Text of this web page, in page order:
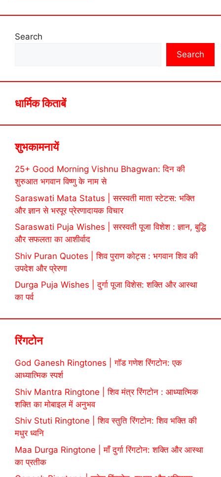
Search
Search
धार्मिक किताबें
शुभकामनायें
25+ Good Morning Vishnu Bhagwan: दिन की
शुरुआत भगवान विष्णु के नाम से
Saraswati Mata Status | सरस्वती माता स्टेटस: भक्ति
और ज्ञान से भरपूर प्रेरणादायक विचार
Saraswati Puja Wishes | सरस्वती पूजा विशेश : ज्ञान, बुद्धि
और सफलता का आशीर्वाद
Shiv Puran Quotes | शिव पुराण कोट्स : भगवान शिव की
उपदेश और प्रेरणा
Durga Puja Wishes | दुर्गा पूजा विशेस: शक्ति और आस्था
का पर्व
रिंगटोन
God Ganesh Ringtones | गॉड गणेश रिंगटोन: एक
आध्यात्मिक स्पर्श
Shiv Mantra Ringtone | शिव मंत्र रिंगटोन : आध्यात्मिक
शक्ति का मोबाइल में अनुभव
Shiv Stuti Ringtone | शिव स्तुति रिंगटोन: शिव भक्ति की
मधुर ध्वनि
Maa Durga Ringtone | माँ दुर्गा रिंगटोन: शक्ति और आस्था
का प्रतीक